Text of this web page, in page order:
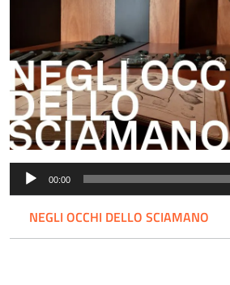
Audio
Player
00:00
NEGLI OCCHI DELLO SCIAMANO